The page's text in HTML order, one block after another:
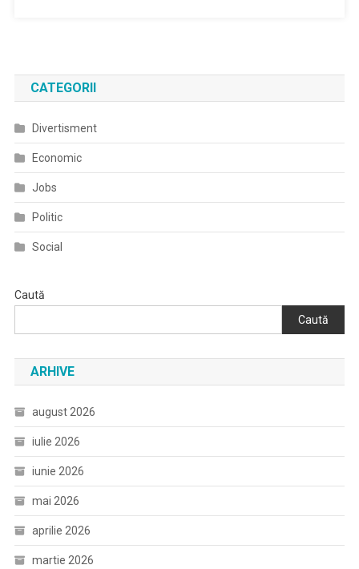
CATEGORII
Divertisment
Economic
Jobs
Politic
Social
Caută
Caută
ARHIVE
august 2026
iulie 2026
iunie 2026
mai 2026
aprilie 2026
martie 2026